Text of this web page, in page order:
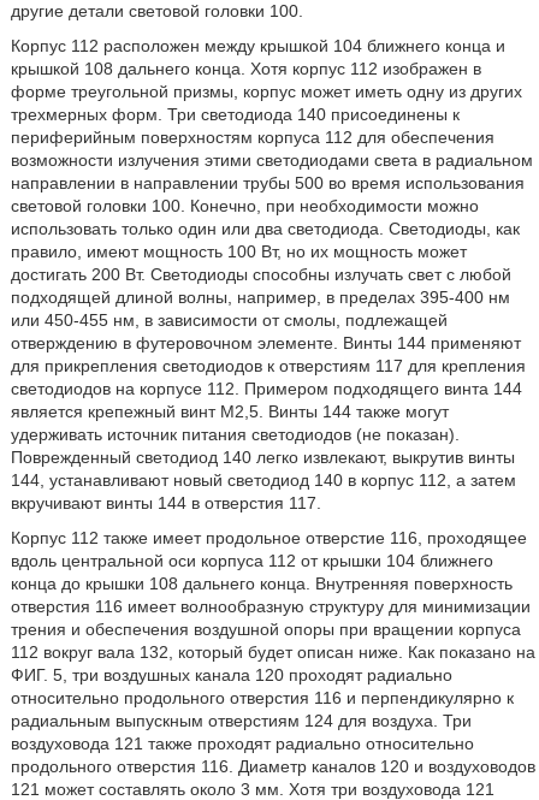
другие детали световой головки 100.
Корпус 112 расположен между крышкой 104 ближнего конца и
крышкой 108 дальнего конца. Хотя корпус 112 изображен в
форме треугольной призмы, корпус может иметь одну из других
трехмерных форм. Три светодиода 140 присоединены к
периферийным поверхностям корпуса 112 для обеспечения
возможности излучения этими светодиодами света в радиальном
направлении в направлении трубы 500 во время использования
световой головки 100. Конечно, при необходимости можно
использовать только один или два светодиода. Светодиоды, как
правило, имеют мощность 100 Вт, но их мощность может
достигать 200 Вт. Светодиоды способны излучать свет с любой
подходящей длиной волны, например, в пределах 395-400 нм
или 450-455 нм, в зависимости от смолы, подлежащей
отверждению в футеровочном элементе. Винты 144 применяют
для прикрепления светодиодов к отверстиям 117 для крепления
светодиодов на корпусе 112. Примером подходящего винта 144
является крепежный винт М2,5. Винты 144 также могут
удерживать источник питания светодиодов (не показан).
Поврежденный светодиод 140 легко извлекают, выкрутив винты
144, устанавливают новый светодиод 140 в корпус 112, а затем
вкручивают винты 144 в отверстия 117.
Корпус 112 также имеет продольное отверстие 116, проходящее
вдоль центральной оси корпуса 112 от крышки 104 ближнего
конца до крышки 108 дальнего конца. Внутренняя поверхность
отверстия 116 имеет волнообразную структуру для минимизации
трения и обеспечения воздушной опоры при вращении корпуса
112 вокруг вала 132, который будет описан ниже. Как показано на
ФИГ. 5, три воздушных канала 120 проходят радиально
относительно продольного отверстия 116 и перпендикулярно к
радиальным выпускным отверстиям 124 для воздуха. Три
воздуховода 121 также проходят радиально относительно
продольного отверстия 116. Диаметр каналов 120 и воздуховодов
121 может составлять около 3 мм. Хотя три воздуховода 121